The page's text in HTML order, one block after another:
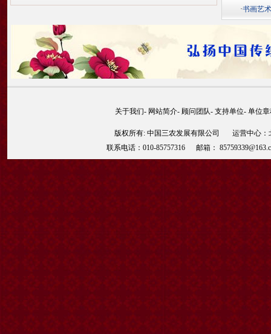
·书画艺
关于我们- 网站简介- 顾问团队- 支持单位- 单位
版权所有: 中国三农发展有限公司 运营中心
联系电话：010-85757316 邮箱：